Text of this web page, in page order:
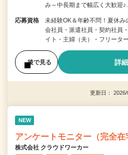
み～中長期まで幅広く大歓迎
応募資格
未経験OK＆年齢不問！夏休
会社員・派遣社員・契約社員
イト・主婦（夫）・フリータ
後で見る 詳
更新日：
NEW
アンケートモニター（完全在
株式会社 クラウドワーカー